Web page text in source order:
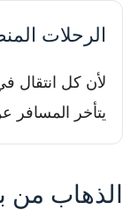
الرحلات
لأن كل انتقال
يتأخر المسافر
الذهاب من